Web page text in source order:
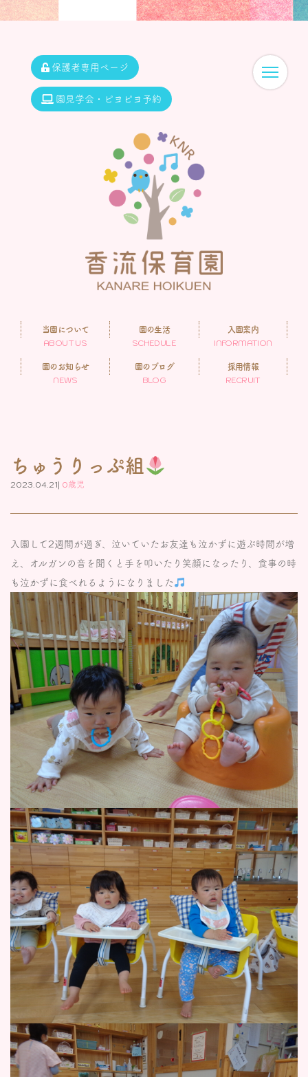
保護者専用ページ
園見学会・ピヨピヨ予約
当園について
ABOUT US
園の生活
SCHEDULE
入園案内
INFORMATION
園のお知らせ
NEWS
園のブログ
BLOG
採用情報
RECRUIT
ちゅうりっぷ組
2023.04.21| 0歳児
入園して2週間が過ぎ、泣いていたお友達も泣かずに遊ぶ時間が増
え、オルガンの音を聞くと手を叩いたり笑顔になったり、食事の時
も泣かずに食べれるようになりました